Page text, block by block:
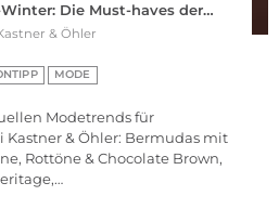
Die Must-haves der…
& Öhler
MODE
Modetrends für
Kastner & Öhler: Bermudas mit
Rottöne & Chocolate Brown,